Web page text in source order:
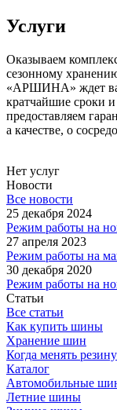
Услуги
Оказываем
сезонному
«АРШИНА» ждет
кратчайшие сроки
предоставляем
а качестве, о
Нет услуг
Новости
Все новости
25 декабря 2024
Режим работы на
27 апреля 2023
Режим работы на
30 декабря 2020
Режим работы на
Статьи
Все статьи
Как купить шины
Хранение шин
Когда менять резину
Каталог
Автомобильные
Летние шины